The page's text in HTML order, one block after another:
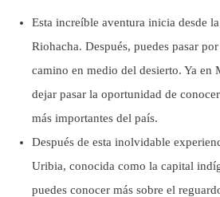
Esta increíble aventura inicia desde
Riohacha. Después, puedes pasar
camino en medio del desierto. Ya en
dejar pasar la oportunidad de
más importantes del país.
Después de esta inolvidable
Uribia, conocida como la capital
puedes conocer más sobre el